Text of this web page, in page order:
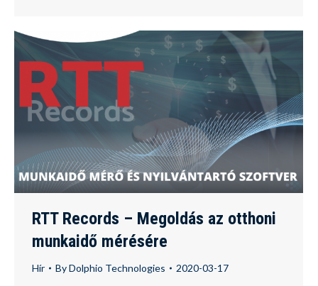
RTT Records – Megoldás az otthoni
munkaidő mérésére
Hír ByDolphio Technologies 2020-03-17